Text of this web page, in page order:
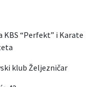
KBS “Perfekt” i Karate
klub Željezničar